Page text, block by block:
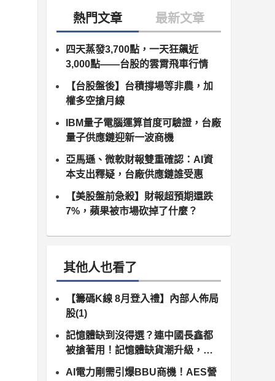
四天蒸發3,700點，一天狂飆近
3,000點——台股的雲霄飛車行情
【台股盤後】台積撐場等非農，加
權多空搶月線
IBM量子電腦運算首度可驗證，台廠
量子供應鏈迎新一波商機
亞馬遜、微軟財報雙重確認：AI資
本支出釋疑，台廠供應鏈誰受惠
【美股盤前急殺】財報超預期還跌
7%，蘋果被市場砍掉了什麼？
其他人也看了
【籌碼K線 8月登入禮】內部人佈局
股(1)
記憶體缺到沒得選？連中國長鑫都
被搶著用！記憶體缺貨潮升級，南
亞科、群聯領軍噴發
AI電力剛需引爆BBU商機！AES營